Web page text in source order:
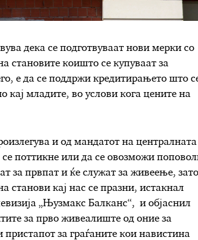
дека се подготвуваат нови мерки со
становите коишто се купуваат за
е да се поддржи кредитирањето што
младите, во услови кога цените на
и од мандатот на централната
поттикне или да се овозможи
за првпат и ќе служат за живеење,
станови кај нас се празни, истакнал
„Њузмакс Балканс“, и објаснил
за прво живеалиште од оние за
за граѓаните кои навистина